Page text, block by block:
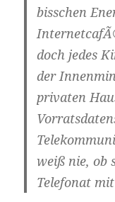
bisschen
doch jedes
der
privaten
weiß nie, ob
Telefonat